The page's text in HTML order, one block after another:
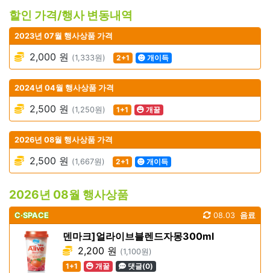
할인 가격/행사 변동내역
2023년 07월 행사상품 가격
2,000 원 (1,333원) 2+1 개이득
2024년 04월 행사상품 가격
2,500 원 (1,250원) 1+1 개꿀
2026년 08월 행사상품 가격
2,500 원 (1,667원) 2+1 개이득
2026년 08월 행사상품
C·SPACE 음료
08.03
덴마크]얼라이브블렌드자몽300ml
2,200 원 (1,100원)
1+1
개꿀 댓글(0)